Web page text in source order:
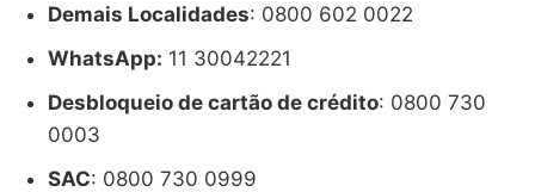
Demais Localidades: 0800 602 0022
WhatsApp: 11 30042221
Desbloqueio de cartão de crédito: 0800 730
0003
SAC: 0800 730 0999